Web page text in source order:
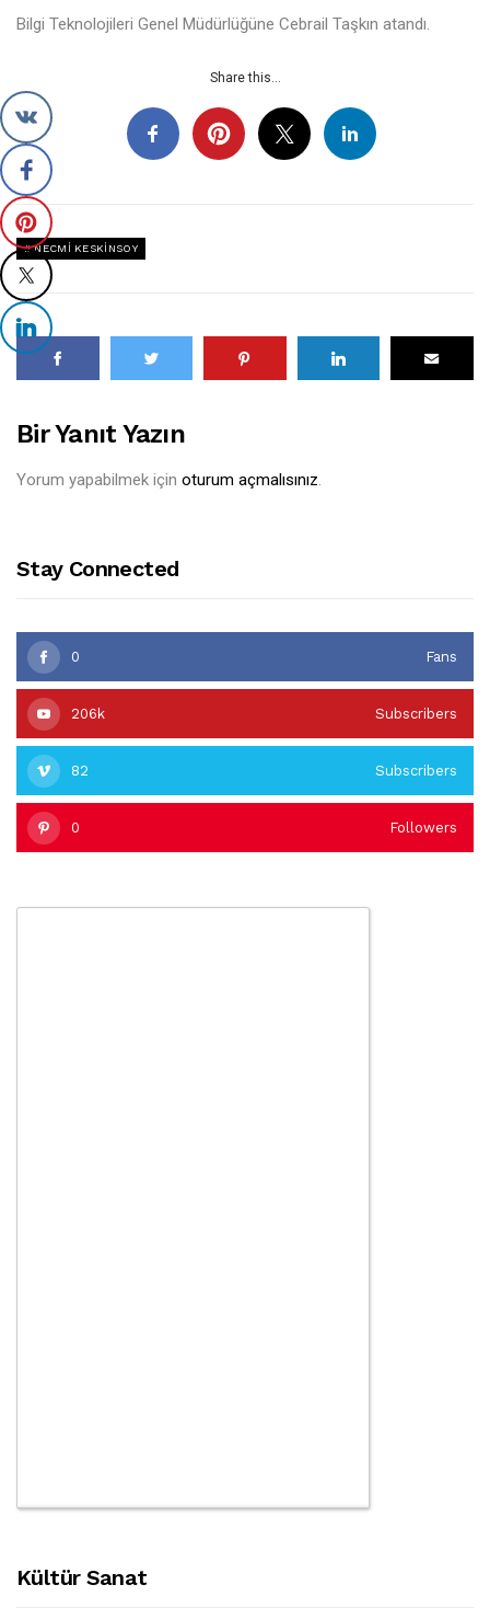
Bilgi Teknolojileri Genel Müdürlüğüne Cebrail Taşkın atandı.
Share this...
NECMI KESKINSOY
Bir Yanıt Yazın
Yorum yapabilmek için oturum açmalısınız.
Stay Connected
0 Fans
206k Subscribers
82 Subscribers
0 Followers
Kültür Sanat